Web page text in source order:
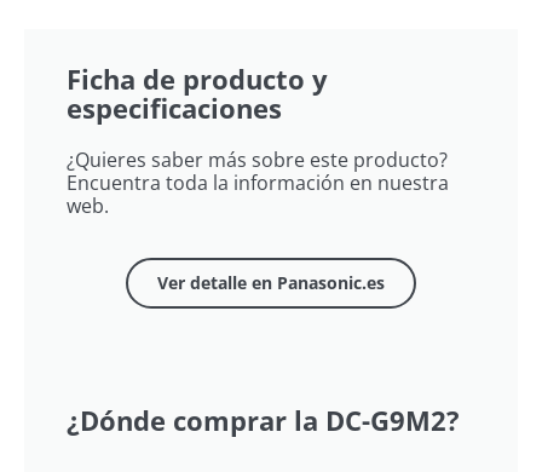
Ficha de producto y
especificaciones
¿Quieres saber más sobre este producto?
Encuentra toda la información en nuestra
web.
Ver detalle en Panasonic.es
¿Dónde comprar la DC-G9M2?